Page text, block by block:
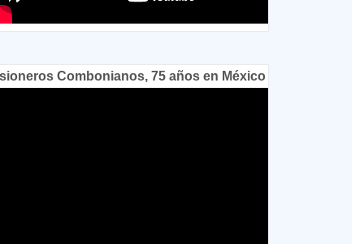
Combonianos, 75 años en México